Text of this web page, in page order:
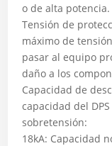
o de alta potencia.
Tensión de
máximo de
pasar al equipo
daño a los
Capacidad de
capacidad del
sobretensión:
18kA: Capacidad